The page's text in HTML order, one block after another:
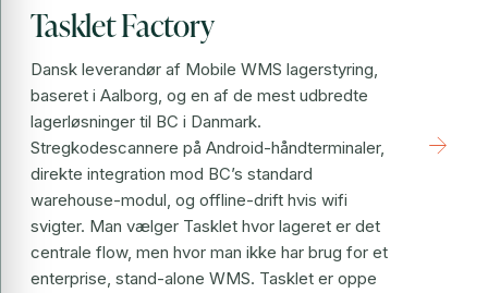
Tasklet Factory
Dansk leverandør af Mobile WMS lagerstyring,
baseret i Aalborg, og en af de mest udbredte
lagerløsninger til BC i Danmark.
Stregkodescannere på Android-håndterminaler,
direkte integration mod BC’s standard
warehouse-modul, og offline-drift hvis wifi
svigter. Man vælger Tasklet hvor lageret er det
centrale flow, men hvor man ikke har brug for et
enterprise, stand-alone WMS. Tasklet er oppe
arrow_forward